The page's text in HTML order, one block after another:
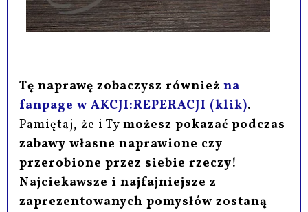
Tę naprawę zobaczysz równieżna
fanpage w AKCJI:REPERACJI (klik).
Pamiętaj, że i Tymożesz pokazać podczas
zabawy własne naprawione czy
przerobione przez siebie rzeczy!
Najciekawsze i najfajniejsze z
zaprezentowanych pomysłów zostaną